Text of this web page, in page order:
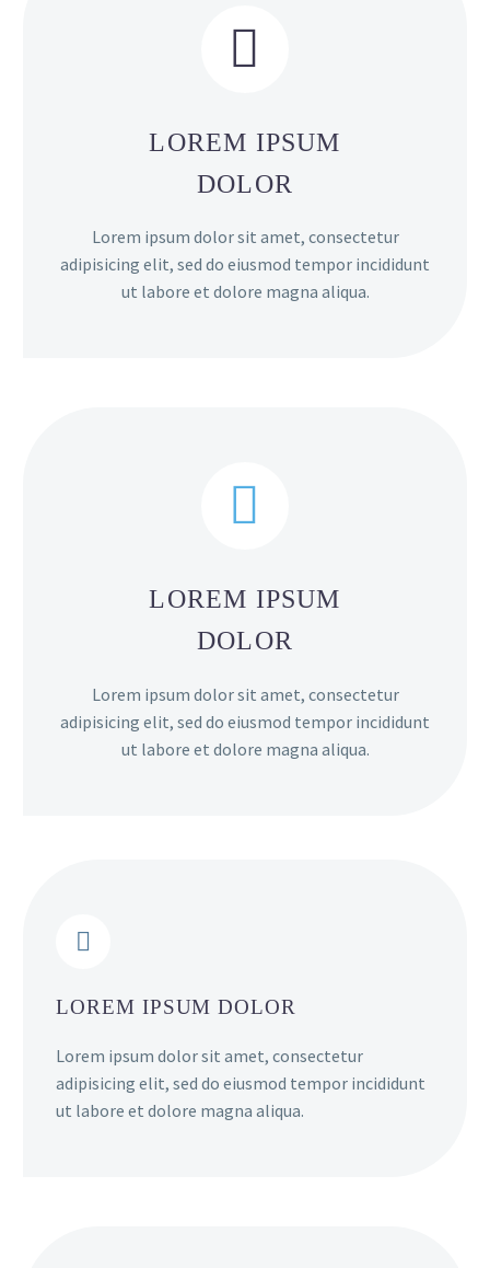


LOREM IPSUM
DOLOR
Lorem ipsum dolor sit amet, consectetur
adipisicing elit, sed do eiusmod tempor incididunt
ut labore et dolore magna aliqua.


LOREM IPSUM
DOLOR
Lorem ipsum dolor sit amet, consectetur
adipisicing elit, sed do eiusmod tempor incididunt
ut labore et dolore magna aliqua.


LOREM IPSUM DOLOR
Lorem ipsum dolor sit amet, consectetur
adipisicing elit, sed do eiusmod tempor incididunt
ut labore et dolore magna aliqua.